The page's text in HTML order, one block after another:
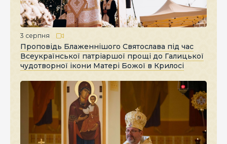
3 серпня
Проповідь Блаженнішого Святослава під час
Всеукраїнської патріаршої прощі до Галицької
чудотворної ікони Матері Божої в Крилосі